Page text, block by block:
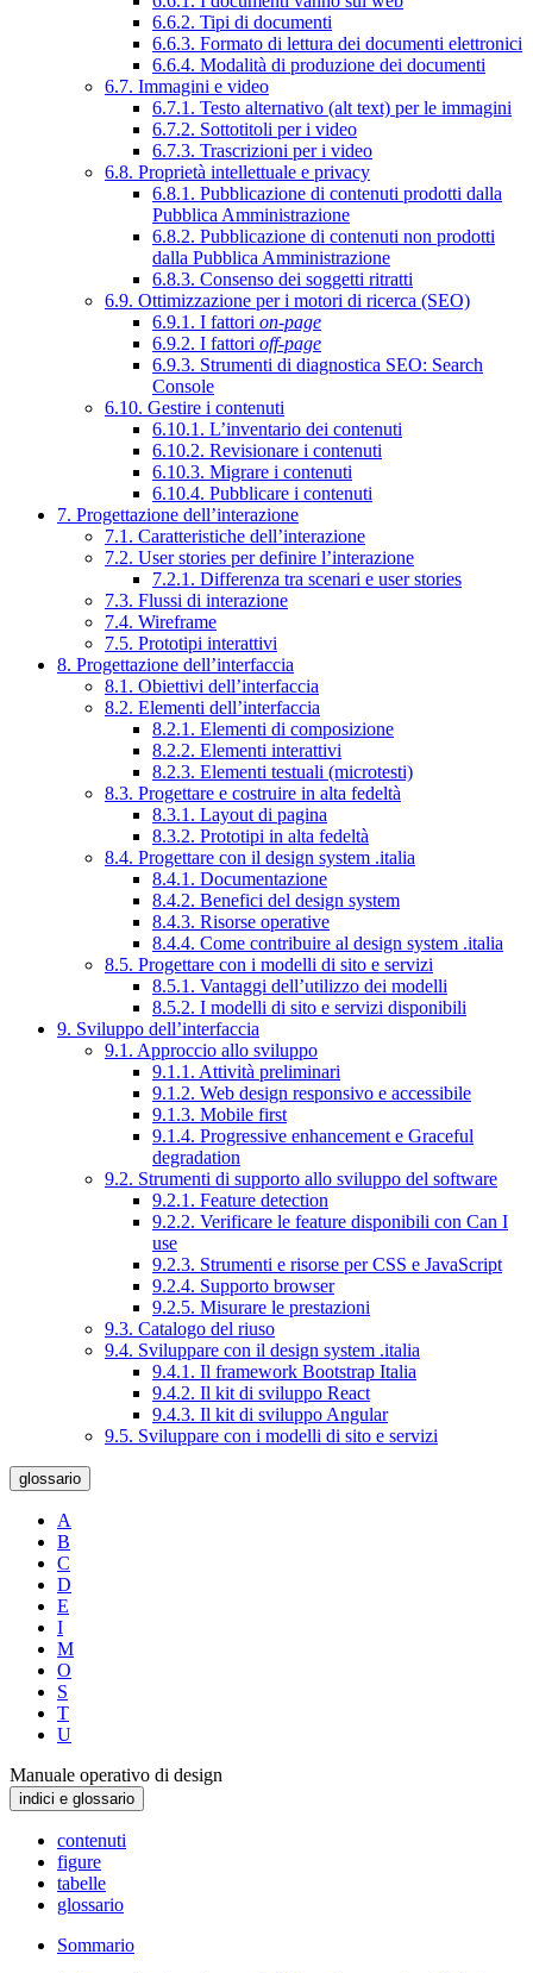
6.6.2. Tipi di documenti
6.6.3. Formato di lettura dei documenti elettronici
6.6.4. Modalità di produzione dei documenti
6.7. Immagini e video
6.7.1. Testo alternativo (alt text) per le immagini
6.7.2. Sottotitoli per i video
6.7.3. Trascrizioni per i video
6.8. Proprietà intellettuale e privacy
6.8.1. Pubblicazione di contenuti prodotti dalla
Pubblica Amministrazione
6.8.2. Pubblicazione di contenuti non prodotti
dalla Pubblica Amministrazione
6.8.3. Consenso dei soggetti ritratti
6.9. Ottimizzazione per i motori di ricerca (SEO)
6.9.1. I fattori on-page
6.9.2. I fattori off-page
6.9.3. Strumenti di diagnostica SEO: Search
Console
6.10. Gestire i contenuti
6.10.1. L’inventario dei contenuti
6.10.2. Revisionare i contenuti
6.10.3. Migrare i contenuti
6.10.4. Pubblicare i contenuti
7. Progettazione dell’interazione
7.1. Caratteristiche dell’interazione
7.2. User stories per definire l’interazione
7.2.1. Differenza tra scenari e user stories
7.3. Flussi di interazione
7.4. Wireframe
7.5. Prototipi interattivi
8. Progettazione dell’interfaccia
8.1. Obiettivi dell’interfaccia
8.2. Elementi dell’interfaccia
8.2.1. Elementi di composizione
8.2.2. Elementi interattivi
8.2.3. Elementi testuali (microtesti)
8.3. Progettare e costruire in alta fedeltà
8.3.1. Layout di pagina
8.3.2. Prototipi in alta fedeltà
8.4. Progettare con il design system .italia
8.4.1. Documentazione
8.4.2. Benefici del design system
8.4.3. Risorse operative
8.4.4. Come contribuire al design system .italia
8.5. Progettare con i modelli di sito e servizi
8.5.1. Vantaggi dell’utilizzo dei modelli
8.5.2. I modelli di sito e servizi disponibili
9. Sviluppo dell’interfaccia
9.1. Approccio allo sviluppo
9.1.1. Attività preliminari
9.1.2. Web design responsivo e accessibile
9.1.3. Mobile first
9.1.4. Progressive enhancement e Graceful
degradation
9.2. Strumenti di supporto allo sviluppo del software
9.2.1. Feature detection
9.2.2. Verificare le feature disponibili con Can I
use
9.2.3. Strumenti e risorse per CSS e JavaScript
9.2.4. Supporto browser
9.2.5. Misurare le prestazioni
9.3. Catalogo del riuso
9.4. Sviluppare con il design system .italia
9.4.1. Il framework Bootstrap Italia
9.4.2. Il kit di sviluppo React
9.4.3. Il kit di sviluppo Angular
9.5. Sviluppare con i modelli di sito e servizi
glossario
A
B
C
D
E
I
M
O
S
T
U
Manuale operativo di design
indici e glossario
contenuti
figure
tabelle
glossario
Sommario